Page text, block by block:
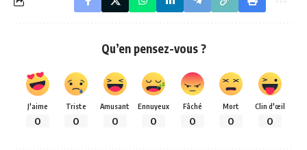
Qu’en pensez-vous ?
J'aime
0
Triste
0
Amusant
0
Ennuyeux
0
Fâché
0
Mort
0
Clin d'œil
0